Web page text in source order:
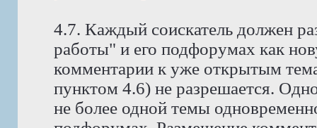
4.7. Каждый соискатель должен
работы" и его подфорумах как
комментарии к уже открытым
пунктом 4.6) не разрешается.
не более одной темы